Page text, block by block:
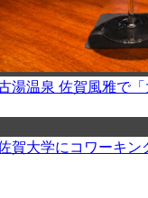
湯温泉 佐賀風雅で
賀大学にコワーキン